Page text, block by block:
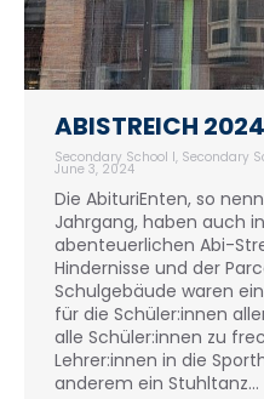
ABISTREICH 2024
Secondary School I, Secondary
June 3, 2024
Die AbituriEnten, so
Jahrgang, haben auch
abenteuerlichen Abi-
Hindernisse und der
Schulgebäude waren
für die Schüler:innen
alle Schüler:innen zu
Lehrer:innen in die
anderem ein Stuhltanz…